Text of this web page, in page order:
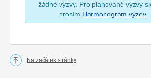
žádné výzvy. Pro plánované výzvy
prosím Harmonogram výzev.
Na začátek stránky